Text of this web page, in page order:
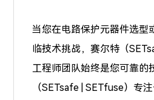
当您在电路保护元器件选型
临技术挑战，赛尔特（
工程师团队始终是您可靠的
（SETsafe | SETfuse）专